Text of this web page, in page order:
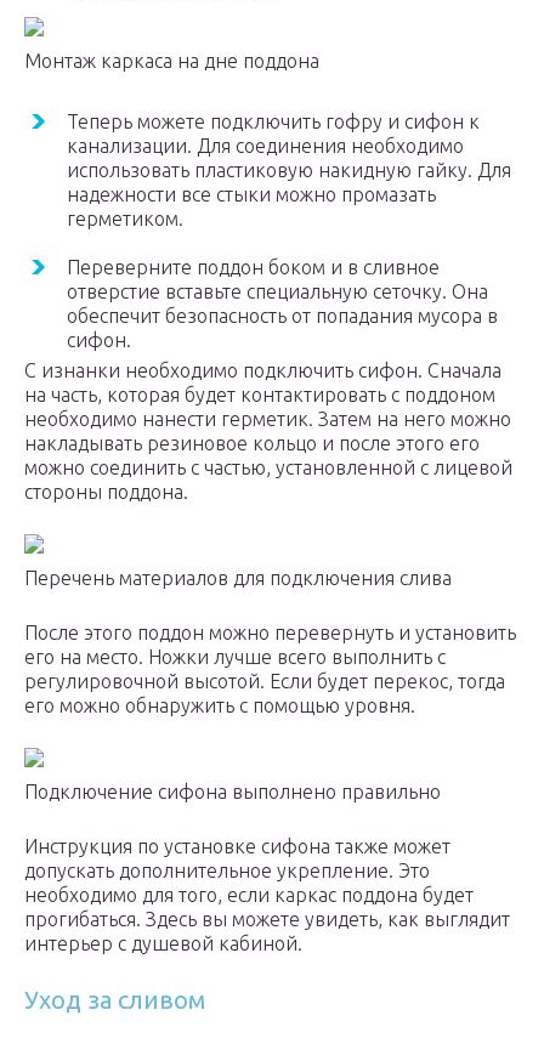
Монтаж каркаса на дне поддона
Теперь можете подключить гофру и сифон к
канализации. Для соединения необходимо
использовать пластиковую накидную гайку. Для
надежности все стыки можно промазать
герметиком.
Переверните поддон боком и в сливное
отверстие вставьте специальную сеточку. Она
обеспечит безопасность от попадания мусора в
сифон.
С изнанки необходимо подключить сифон. Сначала
на часть, которая будет контактировать с поддоном
необходимо нанести герметик. Затем на него можно
накладывать резиновое кольцо и после этого его
можно соединить с частью, установленной с лицевой
стороны поддона.
Перечень материалов для подключения слива
После этого поддон можно перевернуть и установить
его на место. Ножки лучше всего выполнить с
регулировочной высотой. Если будет перекос, тогда
его можно обнаружить с помощью уровня.
Подключение сифона выполнено правильно
Инструкция по установке сифона также может
допускать дополнительное укрепление. Это
необходимо для того, если каркас поддона будет
прогибаться. Здесь вы можете увидеть, как выглядит
интерьер с душевой кабиной.
Уход за сливом